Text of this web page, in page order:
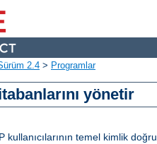
2.4 > Programlar
yönetir
kullanıcılarının temel kimlik